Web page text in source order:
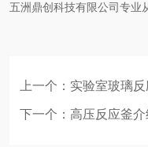
五洲鼎创科技有限公司专业
上一个： 实验室玻璃
下一个： 高压反应釜